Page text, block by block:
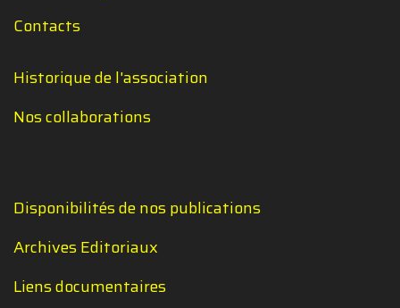
Contacts
Historique de l'association
Nos collaborations
Disponibilités de nos publications
Archives Editoriaux
Liens documentaires